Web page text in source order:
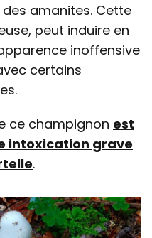
amanites. Cette
peut induire en
inoffensive
certains
ce champignon est
intoxication grave
.